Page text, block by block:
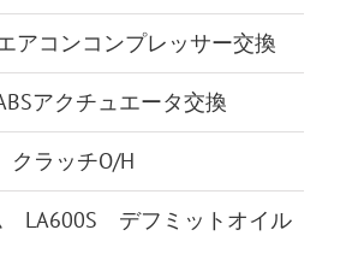
コンコンプレッサー交換
アクチュエータ交換
ラッチO/H
LA600S デフミットオイル